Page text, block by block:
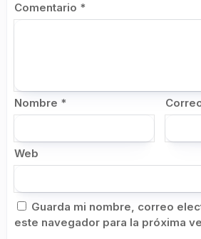
Comentario *
Nombre *
Web
Guarda mi nombre, correo
este navegador para la próxima